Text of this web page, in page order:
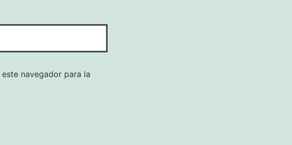
navegador para la